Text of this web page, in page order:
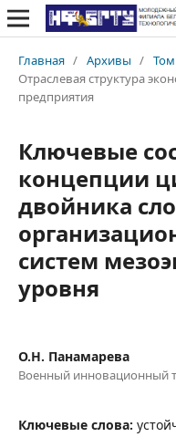
Главная / Архивы /
Отраслевая структура
предприятия
Ключевые
концепции
двойника
систем
уровня
О.Н. Панамарева
Военный инновационный
Ключевые слова: